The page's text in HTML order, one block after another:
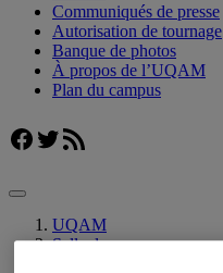
Communiqués de presse
Autorisation de tournage
Banque de photos
À propos de l’UQAM
Plan du campus
Facebook
Twitter
Flux RSS
UQAM
Salle de presse